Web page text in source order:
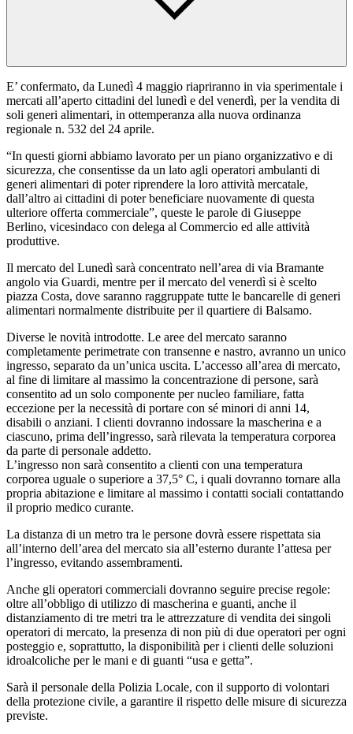
E’ confermato, da Lunedì 4 maggio riapriranno in via sperimentale i
mercati all’aperto cittadini del lunedì e del venerdì, per la vendita di
soli generi alimentari, in ottemperanza alla nuova ordinanza
regionale n. 532 del 24 aprile.
“In questi giorni abbiamo lavorato per un piano organizzativo e di
sicurezza, che consentisse da un lato agli operatori ambulanti di
generi alimentari di poter riprendere la loro attività mercatale,
dall’altro ai cittadini di poter beneficiare nuovamente di questa
ulteriore offerta commerciale”, queste le parole di Giuseppe
Berlino, vicesindaco con delega al Commercio ed alle attività
produttive.
Il mercato del Lunedì sarà concentrato nell’area di via Bramante
angolo via Guardi, mentre per il mercato del venerdì si è scelto
piazza Costa, dove saranno raggruppate tutte le bancarelle di generi
alimentari normalmente distribuite per il quartiere di Balsamo.
Diverse le novità introdotte. Le aree del mercato saranno
completamente perimetrate con transenne e nastro, avranno un unico
ingresso, separato da un’unica uscita. L’accesso all’area di mercato,
al fine di limitare al massimo la concentrazione di persone, sarà
consentito ad un solo componente per nucleo familiare, fatta
eccezione per la necessità di portare con sé minori di anni 14,
disabili o anziani. I clienti dovranno indossare la mascherina e a
ciascuno, prima dell’ingresso, sarà rilevata la temperatura corporea
da parte di personale addetto.
L’ingresso non sarà consentito a clienti con una temperatura
corporea uguale o superiore a 37,5° C, i quali dovranno tornare alla
propria abitazione e limitare al massimo i contatti sociali contattando
il proprio medico curante.
La distanza di un metro tra le persone dovrà essere rispettata sia
all’interno dell’area del mercato sia all’esterno durante l’attesa per
l’ingresso, evitando assembramenti.
Anche gli operatori commerciali dovranno seguire precise regole:
oltre all’obbligo di utilizzo di mascherina e guanti, anche il
distanziamento di tre metri tra le attrezzature di vendita dei singoli
operatori di mercato, la presenza di non più di due operatori per ogni
posteggio e, soprattutto, la disponibilità per i clienti delle soluzioni
idroalcoliche per le mani e di guanti “usa e getta”.
Sarà il personale della Polizia Locale, con il supporto di volontari
della protezione civile, a garantire il rispetto delle misure di sicurezza
previste.